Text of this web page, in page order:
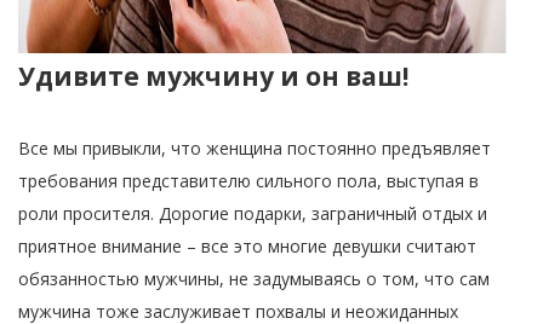
Удивите мужчину и он ваш!
Все мы привыкли, что женщина постоянно предъявляет
требования представителю сильного пола, выступая в
роли просителя. Дорогие подарки, заграничный отдых и
приятное внимание – все это многие девушки считают
обязанностью мужчины, не задумываясь о том, что сам
мужчина тоже заслуживает похвалы и неожиданных